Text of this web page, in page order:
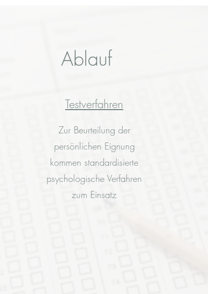
Ablauf
Testverfahren
Zur Beurteilung der
persönlichen Eignung
kommen standardisierte
psychologische Verfahren
zum Einsatz